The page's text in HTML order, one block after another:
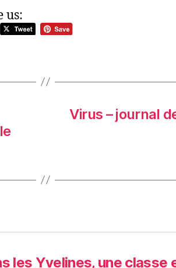
us:
Virus – journal
les Yvelines, une classe